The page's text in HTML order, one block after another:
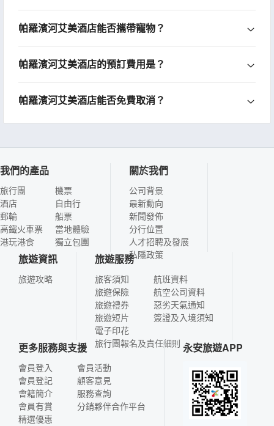
帕羅濱河艾美酒店能否攜帶寵物？
帕羅濱河艾美酒店的預訂費用是？
帕羅濱河艾美酒店能否免費取消？
我們的產品
旅行團
酒店
郵輪
高鐵火車票
港玩港食
機票
自由行
船票
當地體驗
獨立包團
關於我們
公司背景
最新動向
新聞發佈
分行位置
人才招聘及發展
私隱政策
旅遊資訊
旅遊攻略
旅遊服務
旅客須知
旅遊保險
旅遊禮券
旅遊短片
電子印花
航班資料
航空公司資料
惡劣天氣通知
簽證及入境須知
旅行團報名及責任細則
更多服務與支援
會員登入
會員登記
會籍簡介
會員有賞
精選優惠
會員活動
顧客意見
服務查詢
分銷夥伴合作平台
永安旅遊APP